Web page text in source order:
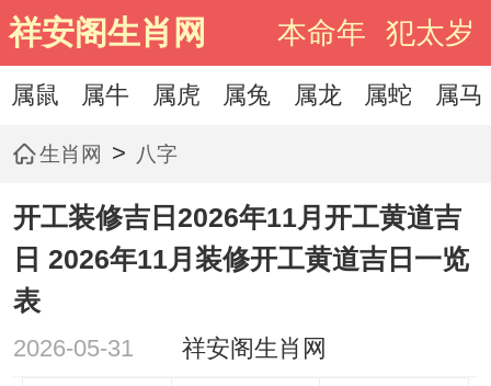
祥安阁生肖网 本命年 犯太岁
属鼠 属牛 属虎 属兔 属龙 属蛇 属马
生肖网 > 八字
开工装修吉日2026年11月开工黄道吉
日 2026年11月装修开工黄道吉日一览
表
2026-05-31 祥安阁生肖网